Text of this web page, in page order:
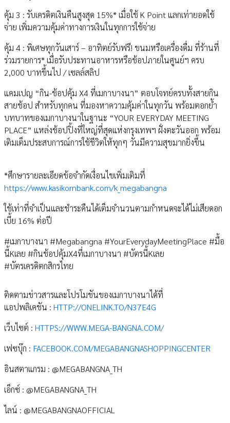
คุ้ม 3 : รับเครดิตเงินคืนสูงสุด 15%* เมื่อใช้ K Point แลกเท่ายอดใช้
จ่าย เพิ่มความคุ้มค่าทางการเงินในทุกการใช้จ่าย
คุ้ม 4 : พิเศษทุกวันเสาร์ – อาทิตย์รับฟรี! ขนมหรือเครื่องดื่ม ที่ร้านที่
ร่วมรายการ* เมื่อรับประทานอาหารหรือช้อปภายในศูนย์ฯ ครบ
2,000 บาทขึ้นไป / เซลล์สลิป
แคมเปญ “กิน-ช้อปคุ้ม X4 ที่เมกาบางนา” ตอบโจทย์ครบทั้งสายกิน
สายช้อป สำหรับทุกคน ที่มองหาความคุ้มค่าในทุกวัน พร้อมตอกย้ำ
บทบาทของเมกาบางนาในฐานะ “YOUR EVERYDAY MEETING
PLACE” แหล่งช้อปปิ้งที่ใหญ่ที่สุดแห่งกรุงเทพฯ ฝั่งตะวันออก พร้อม
เติมเต็มประสบการณ์การใช้ชีวิตให้ทุกๆ วันมีความสุขมากยิ่งขึ้น
*ศึกษารายละเอียดข้อจำกัดเงื่อนไขเพิ่มเติมที่
https://www.kasikornbank.com/k_megabangna
ใช้เท่าที่จำเป็นและชำระคืนได้เต็มจำนวนตามกำหนดจะได้ไม่เสียดอก
เบี้ย 16% ต่อปี
#เมกาบางนา #Megabangna #YourEverydayMeetingPlace #มื้อ
นี้Kเลย #กินช้อปคุ้มX4ที่เมกาบางนา #บัตรนี้Kเลย
#บัตรเครดิตกสิกรไทย
ติดตามข่าวสารและโปรโมชันของเมกาบางนาได้ที่
แอปพลิเคชัน : HTTP://ONELINK.TO/N37E4G
เว็บไซต์ : HTTPS://WWW.MEGA-BANGNA.COM/
เฟซบุ๊ก : FACEBOOK.COM/MEGABANGNASHOPPINGCENTER
อินสตาแกรม : @MEGABANGNA_TH
เอ็กซ์ : @MEGABANGNA_TH
ไลน์ : @MEGABANGNAOFFICIAL